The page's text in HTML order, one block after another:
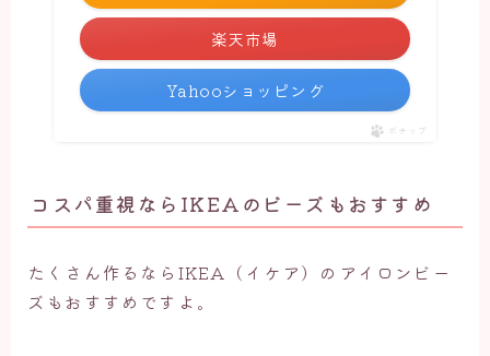
楽天市場
Yahooショッピング
ポチップ
コスパ重視ならIKEAのビーズもおすすめ
たくさん作るならIKEA（イケア）のアイロンビー
ズもおすすめですよ。